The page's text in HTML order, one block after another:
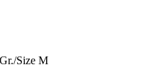
Size M